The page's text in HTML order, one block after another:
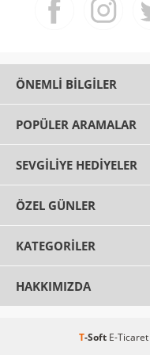
ÖNEMLI BILGILER
POPÜLER ARAMALAR
SEVGILIYE HEDIYELER
ÖZEL GÜNLER
KATEGORILER
HAKKIMIZDA
T-Soft E-Ticaret